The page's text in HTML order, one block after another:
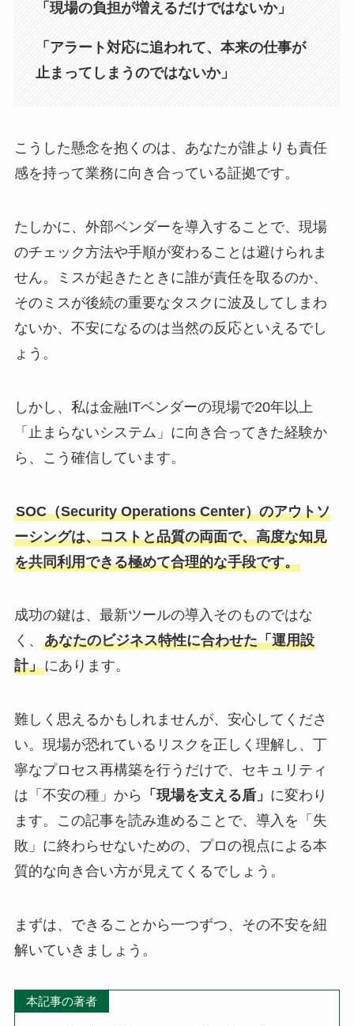
「現場の負担が増えるだけではないか」
「アラート対応に追われて、本来の仕事が
止まってしまうのではないか」
こうした懸念を抱くのは、あなたが誰よりも責任
感を持って業務に向き合っている証拠です。
たしかに、外部ベンダーを導入することで、現場
のチェック方法や手順が変わることは避けられま
せん。ミスが起きたときに誰が責任を取るのか、
そのミスが後続の重要なタスクに波及してしまわ
ないか、不安になるのは当然の反応といえるでし
ょう。
しかし、私は金融ITベンダーの現場で20年以上
「止まらないシステム」に向き合ってきた経験か
ら、こう確信しています。
SOC（Security Operations Center）のアウトソ
ーシングは、コストと品質の両面で、高度な知見
を共同利用できる極めて合理的な手段です。
成功の鍵は、最新ツールの導入そのものではな
く、 あなたのビジネス特性に合わせた「運用設
計」にあります。
難しく思えるかもしれませんが、安心してくださ
い。現場が恐れているリスクを正しく理解し、丁
寧なプロセス再構築を行うだけで、セキュリティ
は「不安の種」から
「現場を支える盾」 に変わり
ます。この記事を読み進めることで、導入を「失
敗」に終わらせないための、プロの視点による本
質的な向き合い方が見えてくるでしょう。
まずは、できることから一つずつ、その不安を紐
解いていきましょう。
本記事の著者